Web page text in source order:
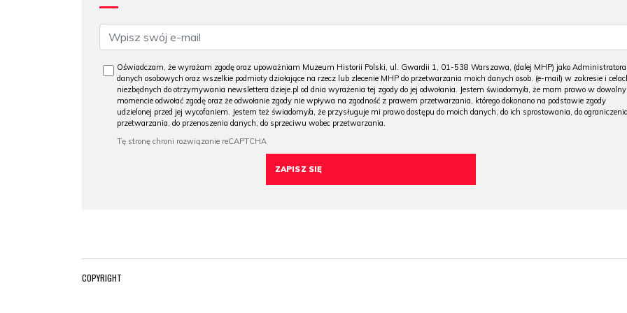
Oświadczam, że wyrażam zgodę oraz upoważniam Muzeum Historii Polski, ul. Gwardii 1, 01-538 Warszawa, (dalej MHP) jako Administratora
danych osobowych oraz wszelkie podmioty działające na rzecz lub zlecenie MHP do przetwarzania moich danych osob. (e-mail) w zakresie i
niezbędnych do otrzymywania newslettera dzieje.pl od dnia wyrażenia tej zgody do jej odwołania. Jestem świadomy/a, że mam prawo w
momencie odwołać zgodę oraz że odwołanie zgody nie wpływa na zgodność z prawem przetwarzania, którego dokonano na podstawie zgody
udzielonej przed jej wycofaniem. Jestem też świadomy/a, że przysługuje mi prawo dostępu do moich danych, do ich sprostowania, do ograniczenia
przetwarzania, do przenoszenia danych, do sprzeciwu wobec przetwarzania.
COPYRIGHT